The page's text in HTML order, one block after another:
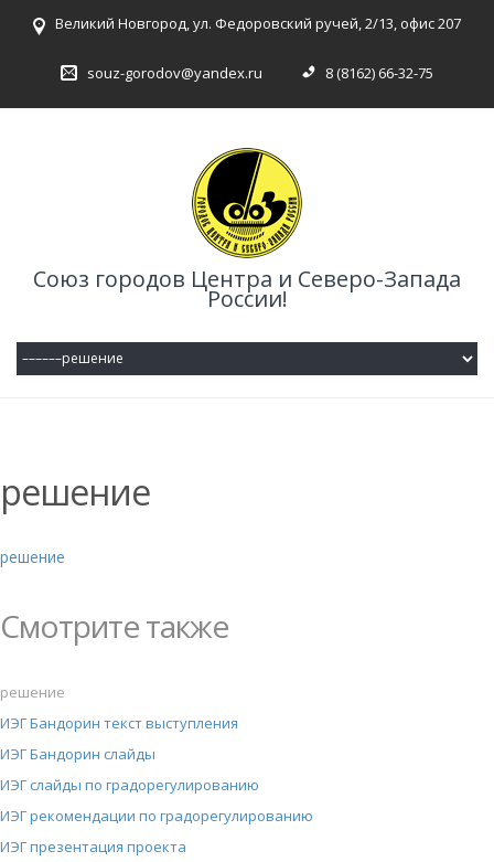
Великий Новгород, ул. Федоровский ручей, 2/13, офис 207
souz-gorodov@yandex.ru 8 (8162) 66-32-75
Союз городов Центра и Северо-Запада
России!
решение
решение
Смотрите также
решение
ИЭГ Бандорин текст выступления
ИЭГ Бандорин слайды
ИЭГ слайды по градорегулированию
ИЭГ рекомендации по градорегулированию
ИЭГ презентация проекта